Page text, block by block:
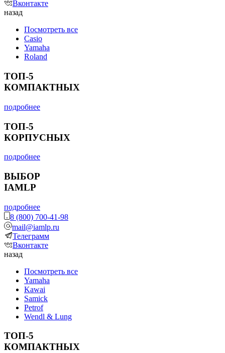
Вконтакте
назад
Посмотреть все
Casio
Yamaha
Roland
ТОП-5
КОМПАКТНЫХ
подробнее
ТОП-5
КОРПУСНЫХ
подробнее
ВЫБОР
IAMLP
подробнее
8 (800) 700-41-98
mail@iamlp.ru
Телеграмм
Вконтакте
назад
Посмотреть все
Yamaha
Kawai
Samick
Petrof
Wendl & Lung
ТОП-5
КОМПАКТНЫХ